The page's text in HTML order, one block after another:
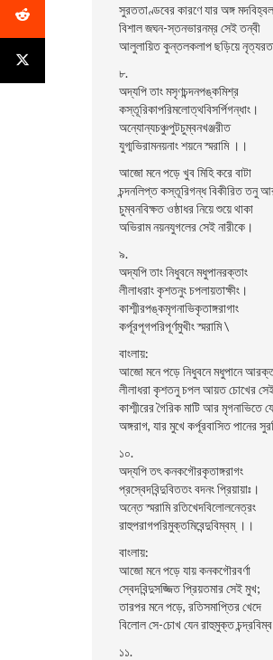
সুরততাণ্ডবের কারণে যার অঙ্গ
বিশাল জঘন-স্তনভারনম্র সেই তন্বী
আলুলায়িত কুন্তলকলাপ ছড়িয়ে
৮.
অদ্যপি তাং মসৃণচন্দনপঙ্কমিশ্র
কস্তূরিকাপরিমলোত্থবিসর্পিগন্ধাং।
অন্যোন্যচঞ্চুপুটচুম্বনখঞ্জরীত
যুগ্মভিরামনয়নাং শয়নে স্মরামি ।।
আজো মনে পড়ে খুব মিহি করে বাটা
চন্দনলিপ্ত কস্তূরিগন্ধ বিকীরিত তনু
চুম্বনবিক্ষত ওষ্ঠাধর নিয়ে শুয়ে থাকা
অভিরাম নয়নযুগলের সেই নারীকে।
৯.
অদ্যপি তাং নিধুবনে মধুপানরক্তাং
লীলাধরাং কৃশতনুং চপলায়তাক্ষীং।
কাশ্মীরপঙ্কমৃগনাভিকৃতাঙ্গরাগাং
কর্পূরপূগপরিপূর্ণমুখীং স্মরামি \
বাংলায়:
আজো মনে পড়ে নিধুবনে মধুপানে
লীলাধরা কৃশতনু চপল আয়ত চোখের সেই
কাশ্মীরের গৈরিক মাটি আর মৃগনাভিতে
অঙ্গরাগ, যার মুখে কর্পূরবাসিত পানের
১০.
অদ্যপি তৎ কনকগৌরকৃতাঙ্গরাগং
প্রস্বেদবিন্দুবিততং বদনং প্রিয়ায়াঃ।
অন্তে স্মরামি রতিখেদবিলোলনেত্রং
রাহুপরাগপরিমুক্তমিবেন্দুবিম্বম্ ।।
বাংলায়:
আজো মনে পড়ে যায় কনকগৌরবর্ণা
স্বেদবিন্দুসজ্জিত প্রিয়তমার সেই মুখ;
তারপর মনে পড়ে, রতিসমাপ্তির খেদে
বিলোল সে-চোখ যেন রাহুমুক্ত
১১.